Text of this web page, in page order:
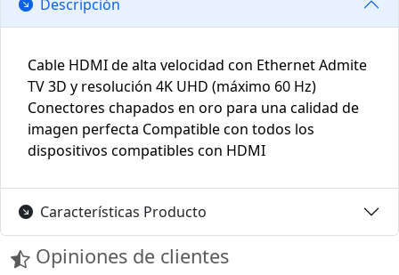
Descripción
Cable HDMI de alta velocidad con Ethernet Admite
TV 3D y resolución 4K UHD (máximo 60 Hz)
Conectores chapados en oro para una calidad de
imagen perfecta Compatible con todos los
dispositivos compatibles con HDMI
Características Producto
Opiniones de clientes